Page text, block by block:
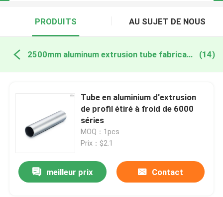
PRODUITS AU SUJET DE NOUS
2500mm aluminum extrusion tube fabrication en ligne (14)
Tube en aluminium d'extrusion
de profil étiré à froid de 6000
séries
MOQ：1pcs
Prix：$2.1
meilleur prix Contact